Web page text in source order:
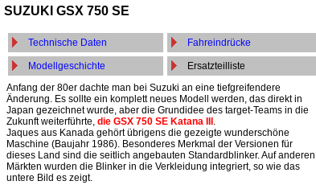
SUZUKI GSX 750 SE
Technische Daten Fahreindrücke
Modellgeschichte Ersatzteilliste
Anfang der 80er dachte man bei Suzuki an eine tiefgreifendere
Änderung. Es sollte ein komplett neues Modell werden, das direkt in
Japan gezeichnet wurde, aber die Grundidee des target-Teams in die
Zukunft weiterführte, die GSX 750 SE Katana III .
Jaques aus Kanada gehört übrigens die gezeigte wunderschöne
Maschine (Baujahr 1986). Besonderes Merkmal der Versionen für
dieses Land sind die seitlich angebauten Standardblinker. Auf anderen
Märkten wurden die Blinker in die Verkleidung integriert, so wie das
untere Bild es zeigt.